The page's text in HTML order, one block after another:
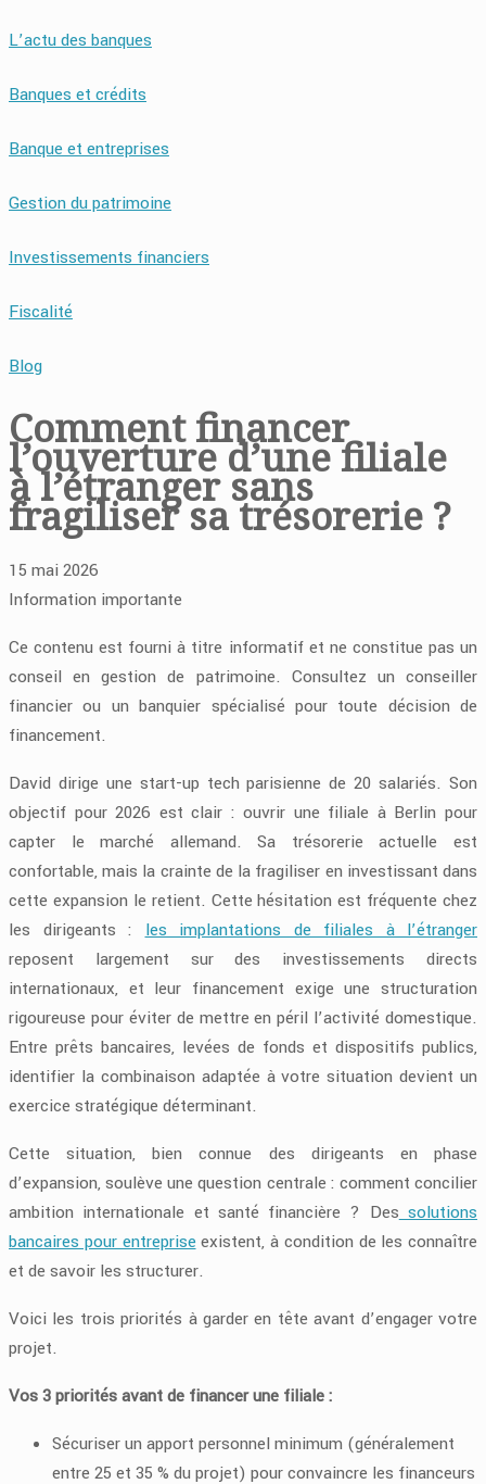
L’actu des banques
Banques et crédits
Banque et entreprises
Gestion du patrimoine
Investissements financiers
Fiscalité
Blog
Comment financer
l’ouverture d’une filiale
à l’étranger sans
fragiliser sa trésorerie ?
15 mai 2026
Information importante
Ce contenu est fourni à titre informatif et ne constitue pas un
conseil en gestion de patrimoine. Consultez un conseiller
financier ou un banquier spécialisé pour toute décision de
financement.
David dirige une start-up tech parisienne de 20 salariés. Son
objectif pour 2026 est clair : ouvrir une filiale à Berlin pour
capter le marché allemand. Sa trésorerie actuelle est
confortable, mais la crainte de la fragiliser en investissant dans
cette expansion le retient. Cette hésitation est fréquente chez
les dirigeants : les implantations de filiales à l’étranger
reposent largement sur des investissements directs
internationaux, et leur financement exige une structuration
rigoureuse pour éviter de mettre en péril l’activité domestique.
Entre prêts bancaires, levées de fonds et dispositifs publics,
identifier la combinaison adaptée à votre situation devient un
exercice stratégique déterminant.
Cette situation, bien connue des dirigeants en phase
d’expansion, soulève une question centrale : comment concilier
ambition internationale et santé financière ? Des solutions
bancaires pour entrepriseexistent, à condition de les connaître
et de savoir les structurer.
Voici les trois priorités à garder en tête avant d’engager votre
projet.
Vos 3 priorités avant de financer une filiale :
Sécuriser un apport personnel minimum (généralement
entre 25 et 35 % du projet) pour convaincre les financeurs